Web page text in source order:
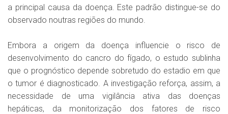
a principal causa da doença. Este padrão distingue-se do
observado noutras regiões do mundo.
Embora a origem da doença influencie o risco de
desenvolvimento do cancro do fígado, o estudo sublinha
que o prognóstico depende sobretudo do estadio em que
o tumor é diagnosticado. A investigação reforça, assim, a
necessidade de uma vigilância ativa das doenças
hepáticas, da monitorização dos fatores de risco